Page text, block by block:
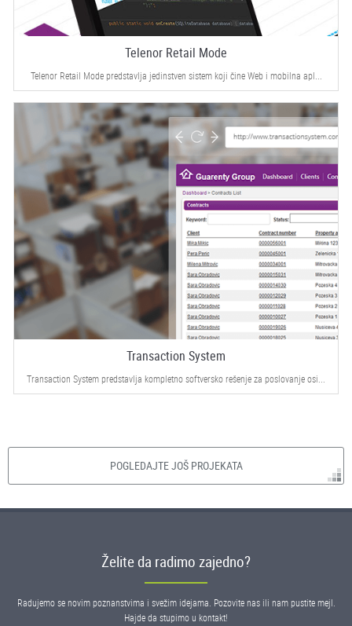
Telenor Retail Mode
Telenor Retail Mode predstavlja jedinstven sistem koji čine Web i mobilna apl...
Transaction System
Transaction System predstavlja kompletno softversko rešenje za poslovanje osi...
POGLEDAJTE JOŠ PROJEKATA
Želite da radimo zajedno?
Radujemo se novim poznanstvima i svežim idejama. Pozovite nas ili nam pustite mejl.
Hajde da stupimo u kontakt!